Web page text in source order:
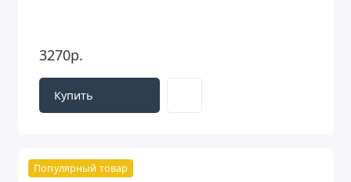
3270р.
Купить
Популярный товар